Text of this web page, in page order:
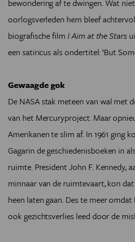
bewondering af te dwingen. Wat
oorlogsverleden hem bleef
biografische filmI Aim at the Stars
een satiricus als ondertitel: ‘But
Gewaagde gok
De NASA stak meteen van wal met
van het Mercuryproject. Maar
Amerikanen te slim af. In 1961 ging
Gagarin de geschiedenisboeken in
ruimte. President John F. Kennedy,
minnaar van de ruimtevaart, kon
heen laten gaan. Des te meer
ook gezichtsverlies leed door de